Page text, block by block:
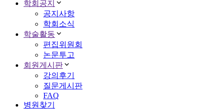
학회공지
공지사항
학회소식
학술활동
편집위원회
논문투고
회원게시판
강의후기
질문게시판
FAQ
병원찾기